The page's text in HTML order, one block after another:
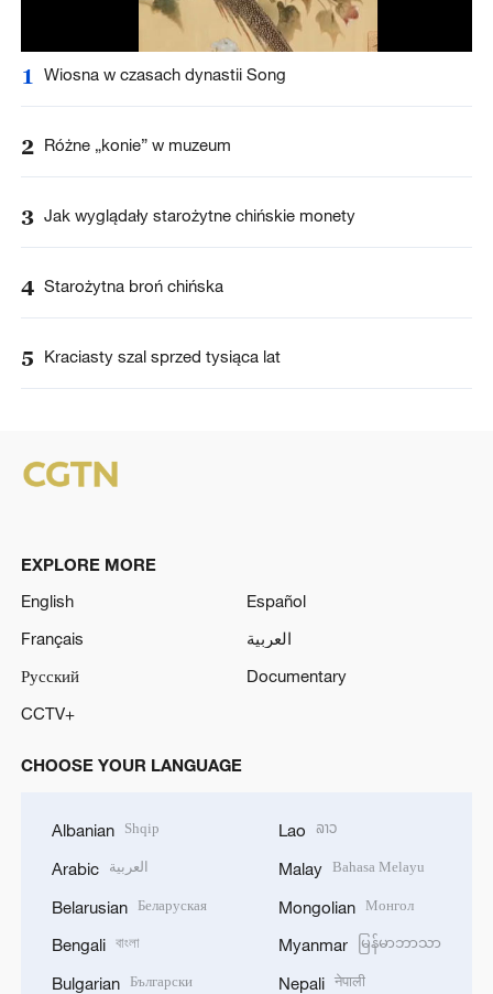
1 Wiosna w czasach dynastii Song
2 Różne „konie” w muzeum
3 Jak wyglądały starożytne chińskie monety
4 Starożytna broń chińska
5 Kraciasty szal sprzed tysiąca lat
EXPLORE MORE
English
Español
Français
العربية
Русский
Documentary
CCTV+
CHOOSE YOUR LANGUAGE
Albanian Shqip
Arabic العربية
Belarusian Беларуская
Bengali বাংলা
Bulgarian Български
Lao ລາວ
Malay Bahasa Melayu
Mongolian Монгол
Myanmar မြန်မာဘာသာ
Nepali नेपाली